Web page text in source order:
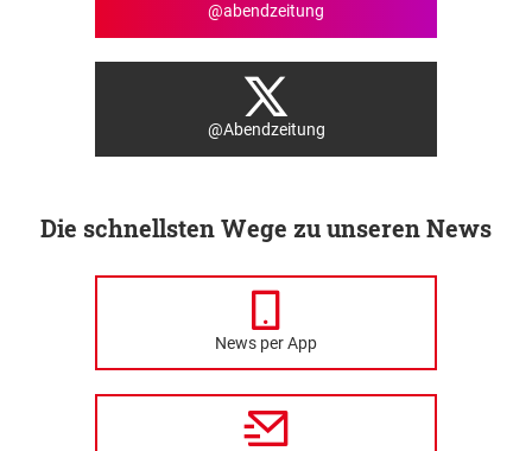
@abendzeitung
@Abendzeitung
Die schnellsten Wege zu unseren News
News per App